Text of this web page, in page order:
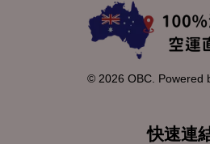
© 2026 OBC. Powered
快速連